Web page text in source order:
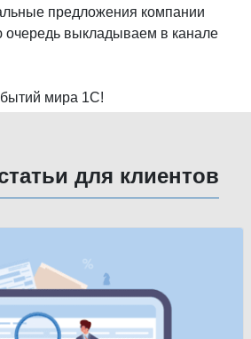
предложения компании
очередь выкладываем в канале
мира 1С!
для клиентов